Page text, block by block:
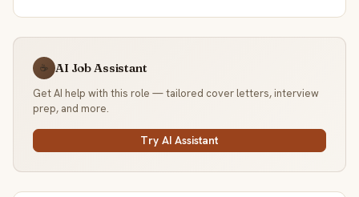
☕ AI Job Assistant
Get AI help with this role — tailored cover letters, interview
prep, and more.
Try AI Assistant